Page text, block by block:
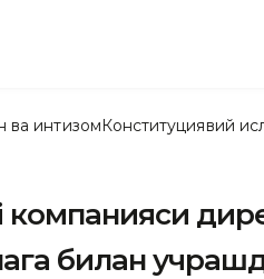
ва интизомКонституциявий
билан